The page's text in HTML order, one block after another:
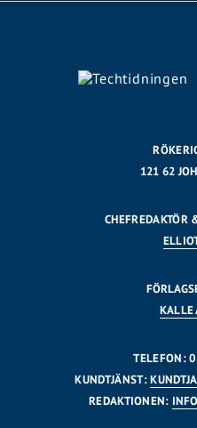
121 62
CHEFREDAKTÖR
KALLE
TELEFON:
KUNDTJÄNST:
REDAKTIONEN: